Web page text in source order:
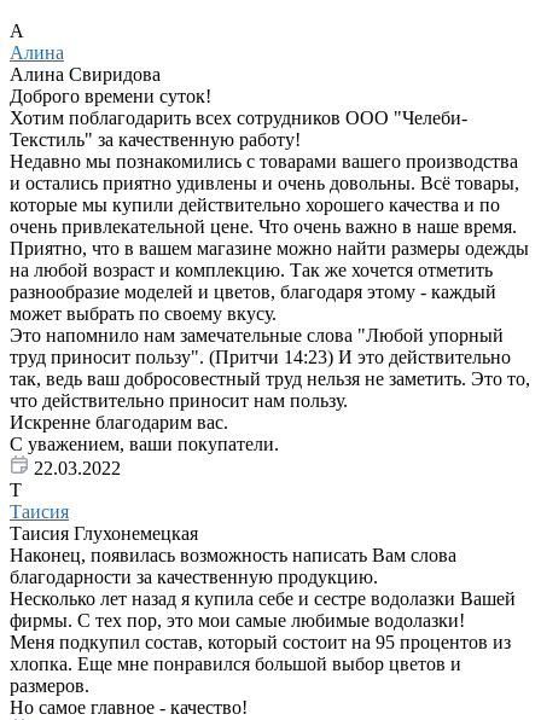
А
Алина
Алина Свиридова
Доброго времени суток!
Хотим поблагодарить всех сотрудников ООО "Челеби-
Текстиль" за качественную работу!
Недавно мы познакомились с товарами вашего производства
и остались приятно удивлены и очень довольны. Всё товары,
которые мы купили действительно хорошего качества и по
очень привлекательной цене. Что очень важно в наше время.
Приятно, что в вашем магазине можно найти размеры одежды
на любой возраст и комплекцию. Так же хочется отметить
разнообразие моделей и цветов, благодаря этому - каждый
может выбрать по своему вкусу.
Это напомнило нам замечательные слова "Любой упорный
труд приносит пользу". (Притчи 14:23) И это действительно
так, ведь ваш добросовестный труд нельзя не заметить. Это то,
что действительно приносит нам пользу.
Искренне благодарим вас.
С уважением, ваши покупатели.
22.03.2022
Т
Таисия
Таисия Глухонемецкая
Наконец, появилась возможность написать Вам слова
благодарности за качественную продукцию.
Несколько лет назад я купила себе и сестре водолазки Вашей
фирмы. С тех пор, это мои самые любимые водолазки!
Меня подкупил состав, который состоит на 95 процентов из
хлопка. Еще мне понравился большой выбор цветов и
размеров.
Но самое главное - качество!